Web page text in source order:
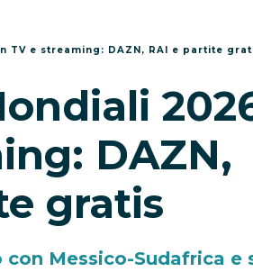
TV e streaming: DAZN, RAI e partite
DAZN,
gratis
con Messico-Sudafrica e